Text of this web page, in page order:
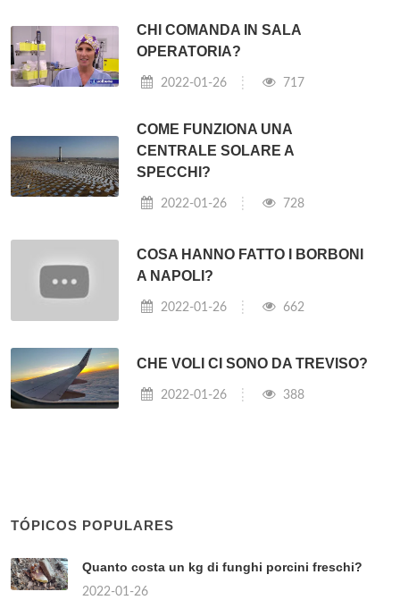
CHI COMANDA IN SALA
OPERATORIA?
2022-01-26 717
COME FUNZIONA UNA
CENTRALE SOLARE A
SPECCHI?
2022-01-26 728
COSA HANNO FATTO I BORBONI
A NAPOLI?
2022-01-26 662
CHE VOLI CI SONO DA TREVISO?
2022-01-26 388
TÓPICOS POPULARES
Quanto costa un kg di funghi porcini freschi?
2022-01-26